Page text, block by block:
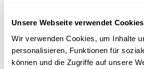
Unsere Webseite verwendet Cookies
Wir verwenden Cookies, um Inhalte
personalisieren, Funktionen für
können und die Zugriffe auf unsere